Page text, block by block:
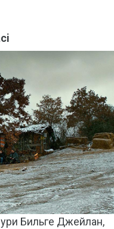
Бильге Джейлан,